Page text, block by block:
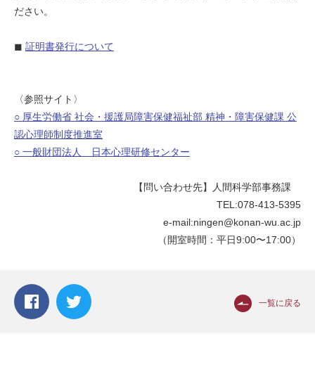
ださい。
◼ 証明書発行について
〈参照サイト〉
○ 厚生労働省 社会・援護局障害保健福祉部 精神・障害保健課 公
認心理師制度推進室
○ 一般財団法人 日本心理研修センター
【問い合わせ先】人間科学部事務課
TEL:078-413-5395
e-mail:ningen@konan-wu.ac.jp
（開室時間：平日9:00〜17:00）
一覧に戻る